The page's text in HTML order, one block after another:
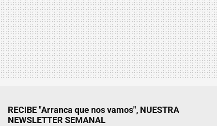
RECIBE "Arranca que nos vamos", NUESTRA
NEWSLETTER SEMANAL